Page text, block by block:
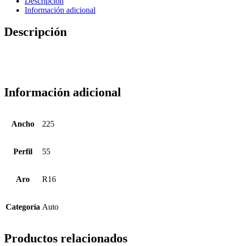
Información adicional
Descripción
Información adicional
Ancho 225
Perfil 55
Aro R16
Categoría Auto
Productos relacionados